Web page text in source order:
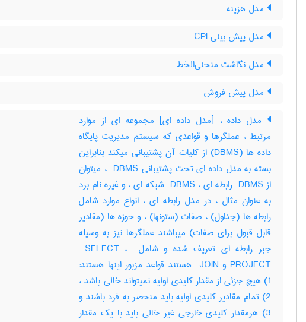
مدل هزینه
مدل پیش بینی CPI
مدل نگاشت منحنی‌الخط
مدل پیش فروش
مدل داده ، [مدل داده ای] مجموعه ای از موارد
مرتبط ، عملگرها و قواعدی که سیستم مدیریت پایگاه
داده ها (‎DBMS) از کلیات آن پشتیبانی میکند بنابراین
بسته به مدل داده ای تحت پشتیبانی ‎ DBMS ، میتوان
از ‎ DBMS رابطه ای ، ‎ DBMS شبکه ای ، و غیره نام برد
به عنوان مثال ، در مدل رابطه ای ، انواع موارد شامل
رابطه ها (جداول) ، صفات (ستونها) ، و حوزه ها (مقادیر
قابل قبول برای صفات) میباشند عملگرها نیز به وسیله
جبر رابطه ای تعریف شده و شامل ‎ SELECT ، ‎
PROJECT و ‎ JOIN هستند قواعد مزبور اینها هستند:
‎1) هیچ جزئی از مقدار کلیدی اولیه نمیتواند خالی باشد ،
‎2) تمام مقادیر کلیدی اولیه باید منحصر به فرد باشند و
‎3) هرمقدار کلیدی خارجی غیر خالی باید با یک مقدار